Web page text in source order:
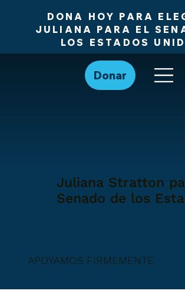
DONA HOY PARA
JULIANA PARA EL
LOS ESTADOS
Juliana Stratton
Senado de los
APOYAMOS FIRMEMENTE
Donar